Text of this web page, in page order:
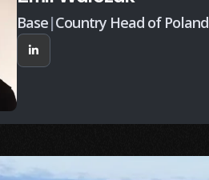
Base|Country Head of Poland